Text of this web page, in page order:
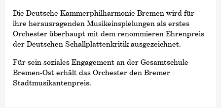
Die Deutsche Kammer­philharmonie Bremen wird für
ihre herausragenden Musikeinspielungen als erstes
Orchester überhaupt mit dem renommieren Ehrenpreis
der Deutschen Schallplattenkritik ausgezeichnet.
Für sein soziales Engagement an der Gesamtschule
Bremen-Ost erhält das Orchester den Bremer
Stadtmusikantenpreis.